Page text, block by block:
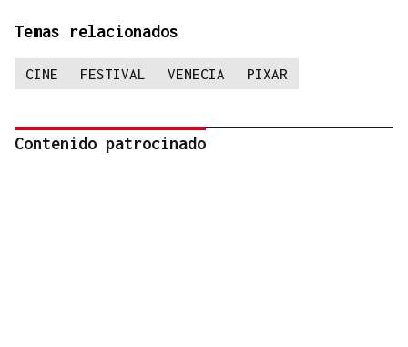
Temas relacionados
CINE FESTIVAL VENECIA PIXAR
Contenido patrocinado